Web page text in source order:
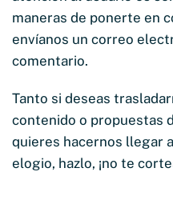
maneras de ponerte en
envíanos un correo
comentario.
Tanto si deseas
contenido o propuestas
quieres hacernos llegar
elogio, hazlo, ¡no te